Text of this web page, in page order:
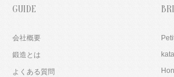
GUIDE
会社概要
鍛造とは
よくある質問